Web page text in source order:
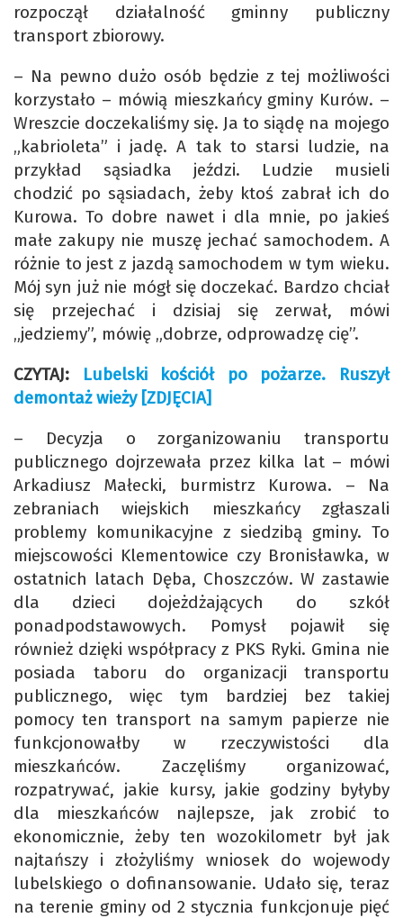
rozpoczął działalność gminny publiczny
transport zbiorowy.
– Na pewno dużo osób będzie z tej możliwości
korzystało – mówią mieszkańcy gminy Kurów. –
Wreszcie doczekaliśmy się. Ja to siądę na mojego
„kabrioleta” i jadę. A tak to starsi ludzie, na
przykład sąsiadka jeździ. Ludzie musieli
chodzić po sąsiadach, żeby ktoś zabrał ich do
Kurowa. To dobre nawet i dla mnie, po jakieś
małe zakupy nie muszę jechać samochodem. A
różnie to jest z jazdą samochodem w tym wieku.
Mój syn już nie mógł się doczekać. Bardzo chciał
się przejechać i dzisiaj się zerwał, mówi
„jedziemy”, mówię „dobrze, odprowadzę cię”.
CZYTAJ:
Lubelski kościół po pożarze. Ruszył
demontaż wieży [ZDJĘCIA]
– Decyzja o zorganizowaniu transportu
publicznego dojrzewała przez kilka lat – mówi
Arkadiusz Małecki, burmistrz Kurowa. – Na
zebraniach wiejskich mieszkańcy zgłaszali
problemy komunikacyjne z siedzibą gminy. To
miejscowości Klementowice czy Bronisławka, w
ostatnich latach Dęba, Choszczów. W zastawie
dla dzieci dojeżdżających do szkół
ponadpodstawowych. Pomysł pojawił się
również dzięki współpracy z PKS Ryki. Gmina nie
posiada taboru do organizacji transportu
publicznego, więc tym bardziej bez takiej
pomocy ten transport na samym papierze nie
funkcjonowałby w rzeczywistości dla
mieszkańców. Zaczęliśmy organizować,
rozpatrywać, jakie kursy, jakie godziny byłyby
dla mieszkańców najlepsze, jak zrobić to
ekonomicznie, żeby ten wozokilometr był jak
najtańszy i złożyliśmy wniosek do wojewody
lubelskiego o dofinansowanie. Udało się, teraz
na terenie gminy od 2 stycznia funkcjonuje pięć